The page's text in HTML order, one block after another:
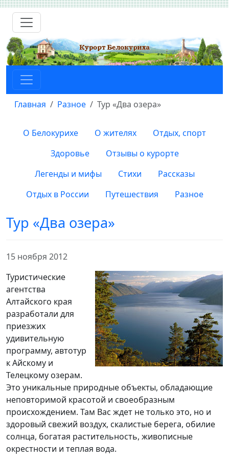
Главная Разное Тур «Два озера»
О Белокурихе О жителях
Отдых, спорт
Здоровье
Отзывы о курорте
Легенды и мифы
Стихи
Рассказы
Отдых в России
Путешествия Разное
Тур «Два озера»
15 ноября 2012
Туристические
агентства
Алтайского края
разработали для
приезжих
удивительную
программу, автотур
к Айскому и
Телецкому озерам.
Это уникальные природные объекты, обладающие
неповторимой красотой и своеобразным
происхождением. Там Вас ждет не только это, но и
здоровый свежий воздух, скалистые берега, обилие
солнца, богатая растительность, живописные
окрестности и теплая вода.